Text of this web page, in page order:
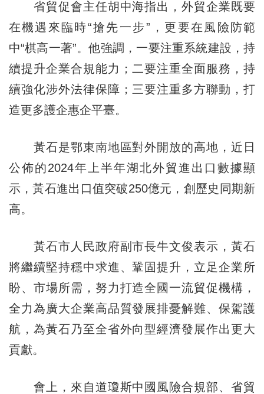
省貿促會主任胡中海指出，外貿企業既要
在機遇來臨時“搶先一步”，更要在風險防範
中“棋高一著”。他強調，一要注重系統建設，持
續提升企業合規能力；二要注重全面服務，持
續強化涉外法律保障；三要注重多方聯動，打
造更多護企惠企平臺。
黃石是鄂東南地區對外開放的高地，近日
公佈的2024年上半年湖北外貿進出口數據顯
示，黃石進出口值突破250億元，創歷史同期新
高。
黃石市人民政府副市長牛文俊表示，黃石
將繼續堅持穩中求進、鞏固提升，立足企業所
盼、市場所需，努力打造全國一流貿促機構，
全力為廣大企業高品質發展排憂解難、保駕護
航，為黃石乃至全省外向型經濟發展作出更大
貢獻。
會上，來自道瓊斯中國風險合規部、省貿